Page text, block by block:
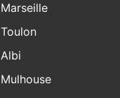
Marseille
Toulon
Albi
Mulhouse